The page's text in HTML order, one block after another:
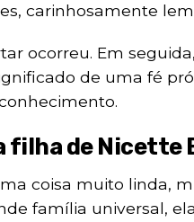
carinhosamente
ocorreu. Em
de uma fé
filha de Nicette
coisa muito linda,
família universal,